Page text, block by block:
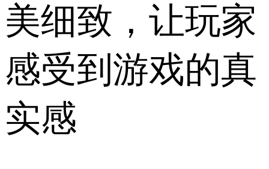
美细致，让玩家
感受到游戏的真
实感